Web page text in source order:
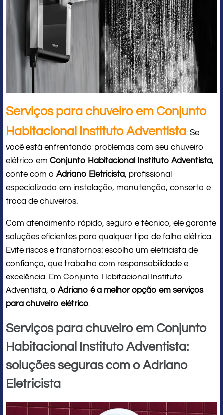
Serviços para chuveiro em Conjunto
Habitacional Instituto Adventista: Se
você está enfrentando problemas com seu chuveiro
elétrico em Conjunto Habitacional Instituto Adventista,
conte com o Adriano Eletricista, profissional
especializado em instalação, manutenção, conserto e
troca de chuveiros.
Com atendimento rápido, seguro e técnico, ele garante
soluções eficientes para qualquer tipo de falha elétrica.
Evite riscos e transtornos: escolha um eletricista de
confiança, que trabalha com responsabilidade e
excelência. Em Conjunto Habitacional Instituto
Adventista, o Adriano é a melhor opção em serviços
para chuveiro elétrico.
Serviços para chuveiro em Conjunto
Habitacional Instituto Adventista:
soluções seguras com o Adriano
Eletricista